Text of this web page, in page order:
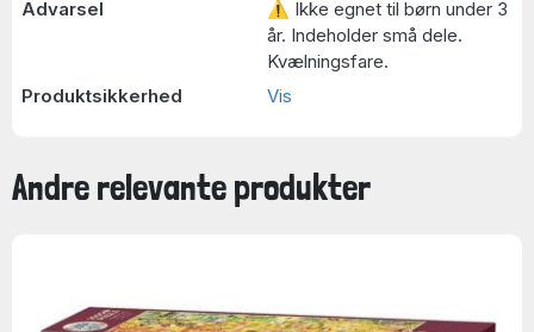
Advarsel
⚠ Ikke egnet til børn under 3
år. Indeholder små dele.
Kvælningsfare.
Produktsikkerhed
Vis
Andre relevante produkter